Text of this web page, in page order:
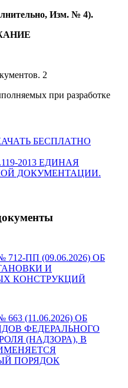
Изм. № 4).
2
при разработке
БЕСПЛАТНО
2013 ЕДИНАЯ
ДОКУМЕНТАЦИИ.
№ 712-ПП (09.06.2026) ОБ
И
КОНСТРУКЦИЙ
663 (11.06.2026) ОБ
ФЕДЕРАЛЬНОГО
(НАДЗОРА), В
ПОРЯДОК